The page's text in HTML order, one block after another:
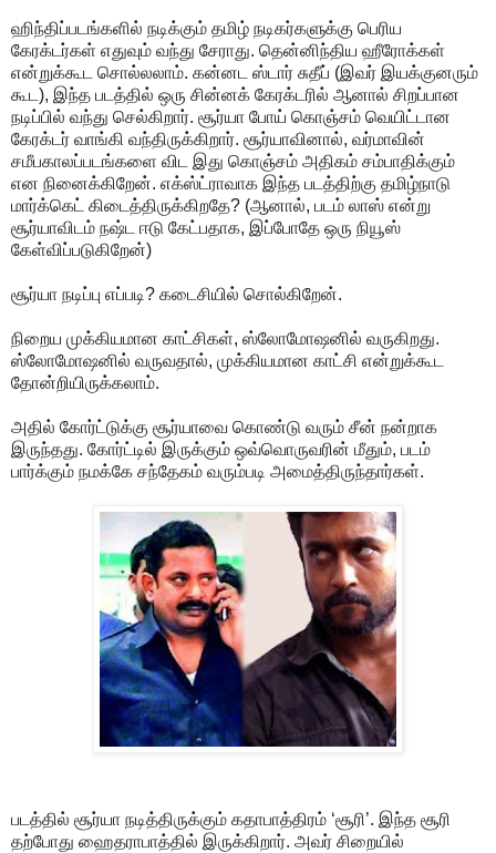
ஹிந்திப்படங்களில் நடிக்கும் தமிழ் நடிகர்களுக்கு பெரிய
கேரக்டர்கள் எதுவும் வந்து சேராது. தென்னிந்திய ஹீரோக்கள்
என்றுக்கூட சொல்லலாம். கன்னட ஸ்டார் சுதீப் (இவர் இயக்குனரும்
கூட), இந்த படத்தில் ஒரு சின்னக் கேரக்டரில் ஆனால் சிறப்பான
நடிப்பில் வந்து செல்கிறார். சூர்யா போய் கொஞ்சம் வெயிட்டான
கேரக்டர் வாங்கி வந்திருக்கிறார். சூர்யாவினால், வர்மாவின்
சமீபகாலப்படங்களை விட இது கொஞ்சம் அதிகம் சம்பாதிக்கும்
என நினைக்கிறேன். எக்ஸ்ட்ராவாக இந்த படத்திற்கு தமிழ்நாடு
மார்க்கெட் கிடைத்திருக்கிறதே? (ஆனால், படம் லாஸ் என்று
சூர்யாவிடம் நஷ்ட ஈடு கேட்பதாக, இப்போதே ஒரு நியூஸ்
கேள்விப்படுகிறேன்)
சூர்யா நடிப்பு எப்படி? கடைசியில் சொல்கிறேன்.
நிறைய முக்கியமான காட்சிகள், ஸ்லோமோஷனில் வருகிறது.
ஸ்லோமோஷனில் வருவதால், முக்கியமான காட்சி என்றுக்கூட
தோன்றியிருக்கலாம்.
அதில் கோர்ட்டுக்கு சூர்யாவை கொண்டு வரும் சீன் நன்றாக
இருந்தது. கோர்ட்டில் இருக்கும் ஒவ்வொருவரின் மீதும், படம்
பார்க்கும் நமக்கே சந்தேகம் வரும்படி அமைத்திருந்தார்கள்.
படத்தில் சூர்யா நடித்திருக்கும் கதாபாத்திரம் ‘சூரி’. இந்த சூரி
தற்போது ஹைதராபாத்தில் இருக்கிறார். அவர் சிறையில்